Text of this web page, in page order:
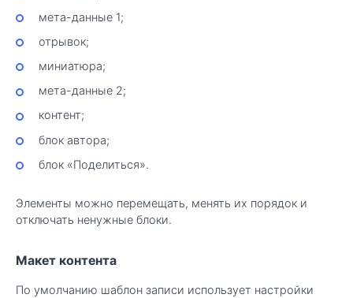
мета-данные 1;
отрывок;
миниатюра;
мета-данные 2;
контент;
блок автора;
блок «Поделиться».
Элементы можно перемещать, менять их порядок и
отключать ненужные блоки.
Макет контента
По умолчанию шаблон записи использует настройки